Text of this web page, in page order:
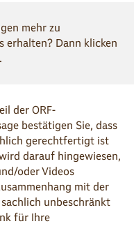
mehr zu
erhalten? Dann klicken
der ORF-
bestätigen Sie, dass
gerechtfertigt ist
darauf hingewiesen,
oder Videos
mit der
unbeschränkt
für Ihre